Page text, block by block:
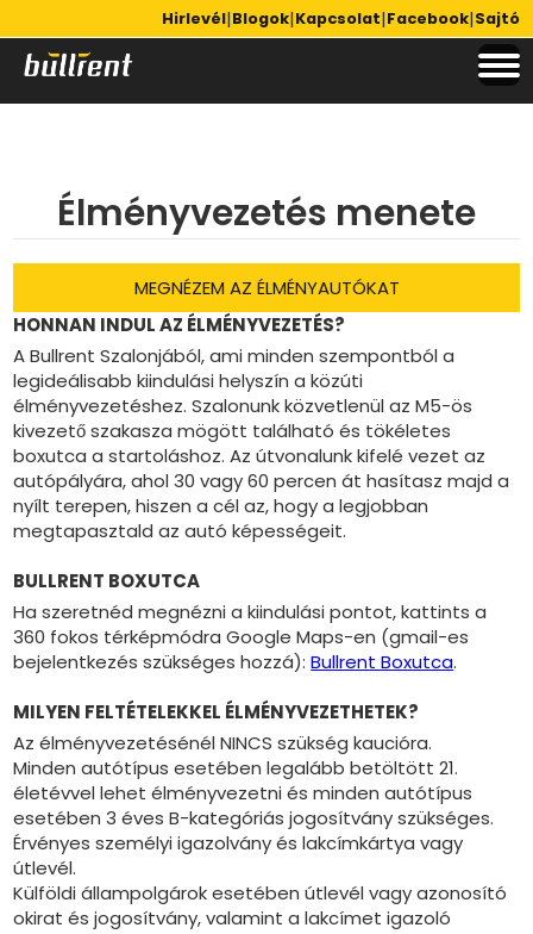
Hirlevél|Blogok|Kapcsolat|Facebook|Sajtó
Élményvezetés menete
MEGNÉZEM AZ ÉLMÉNYAUTÓKAT
HONNAN INDUL AZ ÉLMÉNYVEZETÉS?
A Bullrent Szalonjából, ami minden szempontból a
legideálisabb kiindulási helyszín a közúti
élményvezetéshez. Szalonunk közvetlenül az M5-ös
kivezető szakasza mögött található és tökéletes
boxutca a startoláshoz. Az útvonalunk kifelé vezet az
autópályára, ahol 30 vagy 60 percen át hasítasz majd a
nyílt terepen, hiszen a cél az, hogy a legjobban
megtapasztald az autó képességeit.
BULLRENT BOXUTCA
Ha szeretnéd megnézni a kiindulási pontot, kattints a
360 fokos térképmódra Google Maps-en (gmail-es
bejelentkezés szükséges hozzá):Bullrent Boxutca.
MILYEN FELTÉTELEKKEL ÉLMÉNYVEZETHETEK?
Az élményvezetésénél NINCS szükség kaucióra.
Minden autótípus esetében legalább betöltött 21.
életévvel lehet élményvezetni és minden autótípus
esetében 3 éves B-kategóriás jogosítvány szükséges.
Érvényes személyi igazolvány és lakcímkártya vagy
útlevél.
Külföldi állampolgárok esetében útlevél vagy azonosító
okirat és jogosítvány, valamint a lakcímet igazoló